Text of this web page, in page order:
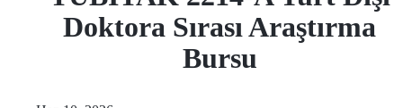
Doktora Sırası Araştırma
Bursu